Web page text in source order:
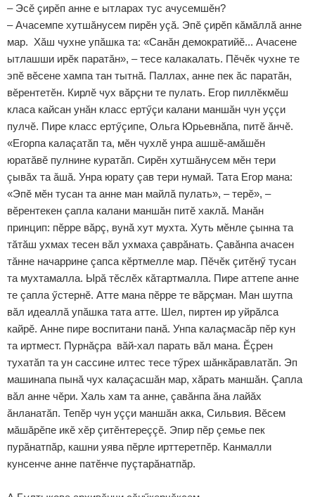
– Эсӗ çирӗп анне е ытларах тус ачусемшӗн?
– Ачасемпе хутшăнусем пирӗн уçă. Эпӗ çирӗп кăмăллă анне
мар. Хăш чухне упăшка та: «Санăн демократийӗ... Ачасене
ытлашши ирӗк паратăн», – тесе калакалать. Пӗчӗк чухне те
эпӗ вӗсене хампа тан тытнă. Паллах, анне пек ăс паратăн,
вӗрентетӗн. Кирлӗ чух вăрçни те пулать. Егор пиллӗкмӗш
класа кайсан унăн класс ертӳçи калани маншăн чун уççи
пулчӗ. Пире класс ертӳçипе, Ольга Юрьевнăпа, питӗ ăнчӗ.
«Егорпа калаçатăп та, мӗн чухлӗ унра ашшӗ-амăшӗн
юратăвӗ пулнине куратăп. Сирӗн хутшăнусем мӗн тери
çывăх та ăшă. Унра юрату çав тери нумай. Тата Егор мана:
«Эпӗ мӗн тусан та анне ман майлă пулать», – терӗ», –
вӗрентекен çапла калани маншăн питӗ хаклă. Манăн
принцип: пӗрре вăрç, вунă хут мухта. Хуть мӗнле çынна та
тăтăш ухмах тесен вăл ухмаха çаврăнать. Çавăнпа ачасен
тăнне начаррине çапса кӗртмелле мар. Пӗчӗк çитӗнӳ тусан
та мухтамалла. Ырă тӗслӗх кăтартмалла. Пире аттепе анне
те çапла ӳстернӗ. Атте мана пӗрре те вăрçман. Ман шутпа
вăл идеаллă упăшка тата атте. Шел, пиртен ир уйрăлса
кайрӗ. Анне пире воспитани панă. Унпа калаçмасăр пӗр кун
та иртмест. Пурнăçра вăй-хал парать вăл мана. Ӗçрен
тухатăп та ун сассине илтес тесе тӳрех шăнкăравлатăп. Эп
машинапа пынă чух калаçасшăн мар, хăрать маншăн. Çапла
вăл анне чӗри. Халь хам та анне, çавăнпа ăна лайăх
ăнланатăп. Тепӗр чун уççи маншăн акка, Сильвия. Вӗсем
мăшăрӗпе икӗ хӗр çитӗнтереççӗ. Эпир пӗр çемье пек
пурăнатпăр, кашни уява пӗрле ирттеретпӗр. Канмалли
кунсенче анне патӗнче пуçтарăнатпăр.